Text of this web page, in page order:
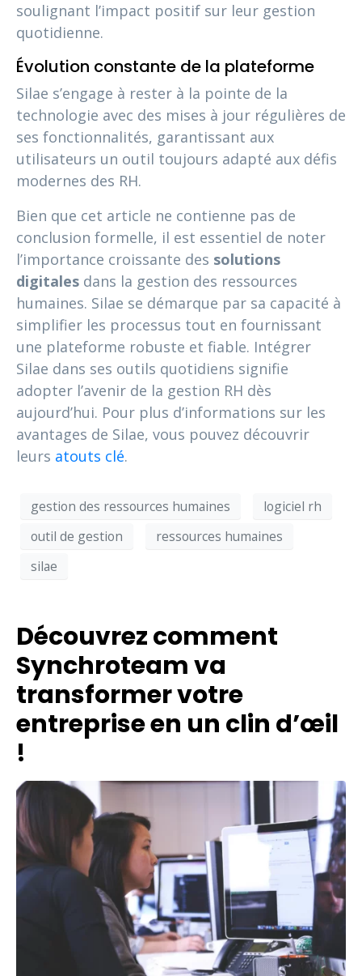
soulignant l’impact positif sur leur gestion
quotidienne.
Évolution constante de la plateforme
Silae s’engage à rester à la pointe de la
technologie avec des mises à jour régulières de
ses fonctionnalités, garantissant aux
utilisateurs un outil toujours adapté aux défis
modernes des RH.
Bien que cet article ne contienne pas de
conclusion formelle, il est essentiel de noter
l’importance croissante des solutions
digitales dans la gestion des ressources
humaines. Silae se démarque par sa capacité à
simplifier les processus tout en fournissant
une plateforme robuste et fiable. Intégrer
Silae dans ses outils quotidiens signifie
adopter l’avenir de la gestion RH dès
aujourd’hui. Pour plus d’informations sur les
avantages de Silae, vous pouvez découvrir
leurs atouts clé.
gestion des ressources humaines
logiciel rh
outil de gestion
ressources humaines
silae
Découvrez comment
Synchroteam va
transformer votre
entreprise en un clin d’œil
!